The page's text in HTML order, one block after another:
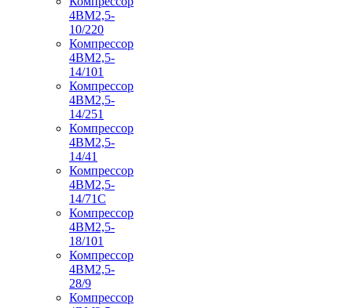
4ВМ2,5-
10/220
Компрессор
4ВМ2,5-
14/101
Компрессор
4ВМ2,5-
14/251
Компрессор
4ВМ2,5-
14/41
Компрессор
4ВМ2,5-
14/71C
Компрессор
4ВМ2,5-
18/101
Компрессор
4ВМ2,5-
28/9
Компрессор